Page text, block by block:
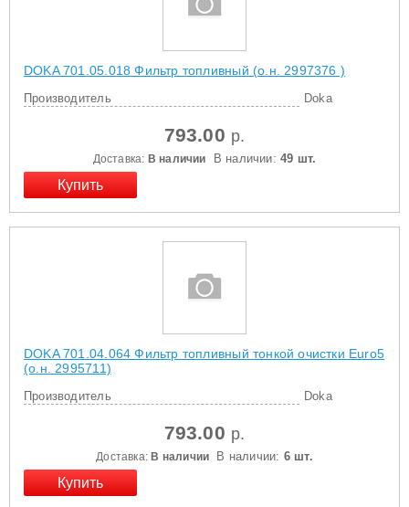
DOKA 701.05.018 Фильтр топливный (о.н. 2997376 )
Производитель Doka
793.00 р.
Доставка: В наличии В наличии:49 шт.
DOKA 701.04.064 Фильтр топливный тонкой очистки Euro5
(о.н. 2995711)
Производитель Doka
793.00 р.
Доставка: В наличии В наличии: 6 шт.